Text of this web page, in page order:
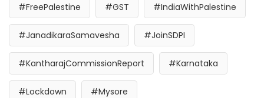
#FreePalestine #GST #IndiaWithPalestine
#JanadikaraSamavesha #JoinSDPI
#KantharajCommissionReport #Karnataka
#Lockdown #Mysore